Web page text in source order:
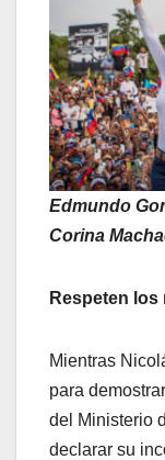
Edmundo
Corina
Respeten
Mientras
para
del Ministerio
declarar su